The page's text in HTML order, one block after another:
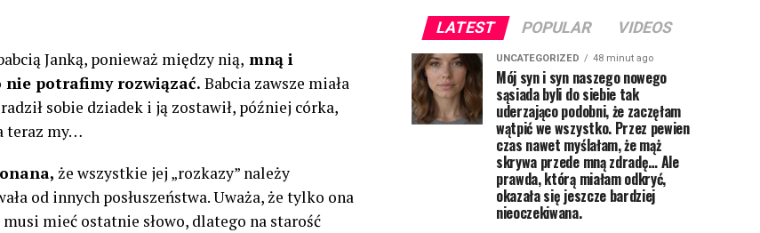
Janką, ponieważ między nią, mną i
potrafimy rozwiązać. Babcia zawsze miała
sobie dziadek i ją zostawił, później córka,
teraz my…
że wszystkie ​​jej „rozkazy” należy
od innych posłuszeństwa. Uważa, że ​​tylko ona
mieć ostatnie słowo, dlatego na starość
LATEST POPULAR VIDEOS
UNCATEGORIZED 48 minut ago
Mój syn i syn naszego nowego
sąsiada byli do siebie tak
uderzająco podobni, że zaczęłam
wątpić we wszystko. Przez pewien
czas nawet myślałam, że mąż
skrywa przede mną zdradę… Ale
prawda, którą miałam odkryć,
okazała się jeszcze bardziej
nieoczekiwana.